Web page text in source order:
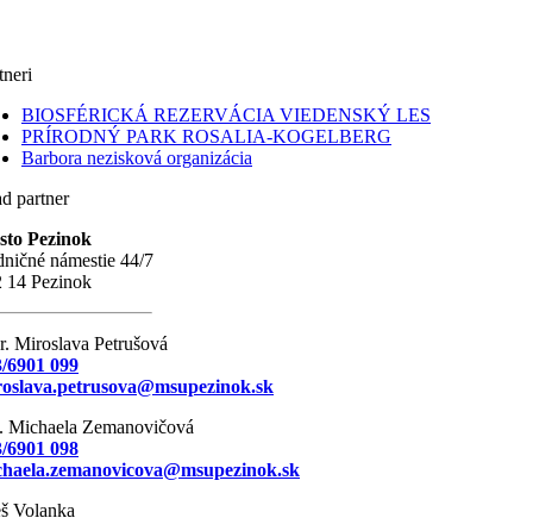
BIOSFÉRICKÁ REZERVÁCIA VIEDENSKÝ LES
PRÍRODNÝ PARK ROSALIA-KOGELBERG
Barbora nezisková organizácia
partner
Pezinok
námestie 44/7
14 Pezinok
Miroslava Petrušová
6901 099
Michaela Zemanovičová
6901 098
Volanka